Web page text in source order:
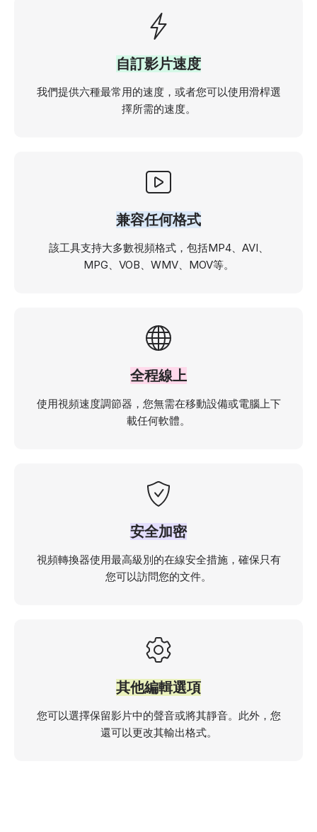
自訂影片速度
我們提供六種最常用的速度，或者您可以使用滑桿選
擇所需的速度。
兼容任何格式
該工具支持大多數視頻格式，包括MP4、AVI、
MPG、VOB、WMV、MOV等。
全程線上
使用視頻速度調節器，您無需在移動設備或電腦上下
載任何軟體。
安全加密
視頻轉換器使用最高級別的在線安全措施，確保只有
您可以訪問您的文件。
其他編輯選項
您可以選擇保留影片中的聲音或將其靜音。此外，您
還可以更改其輸出格式。